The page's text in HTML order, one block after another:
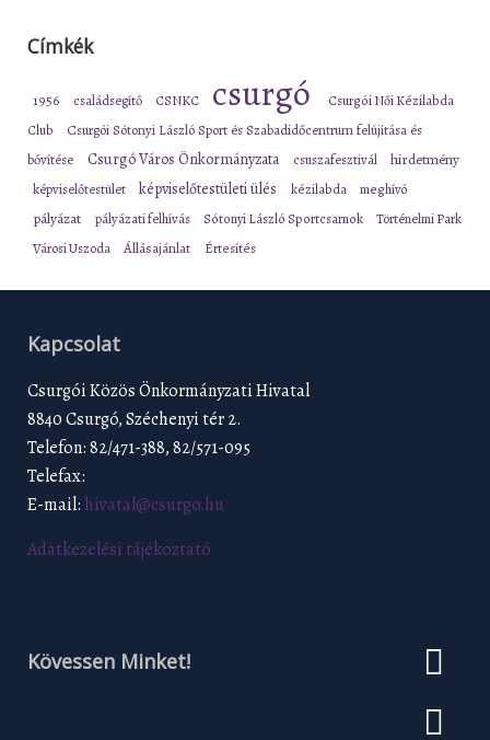
Címkék
1956 családsegítő CSNKC csurgó
Csurgói Női Kézilabda
Club
Csurgói Sótonyi László Sport és Szabadidőcentrum felújítása és
bővítése
Csurgó Város Önkormányzata csuszafesztivál hirdetmény
képviselőtestület képviselőtestületi ülés kézilabda meghívó
pályázat pályázati felhívás Sótonyi László Sportcsarnok
Történelmi Park
Városi Uszoda
Állásajánlat Értesítés
Kapcsolat
Csurgói Közös Önkormányzati Hivatal
8840 Csurgó, Széchenyi tér 2.
Telefon: 82/471-388, 82/571-095
Telefax:
E-mail: hivatal@csurgo.hu
Adatkezelési tájékoztató
Kövessen Minket!